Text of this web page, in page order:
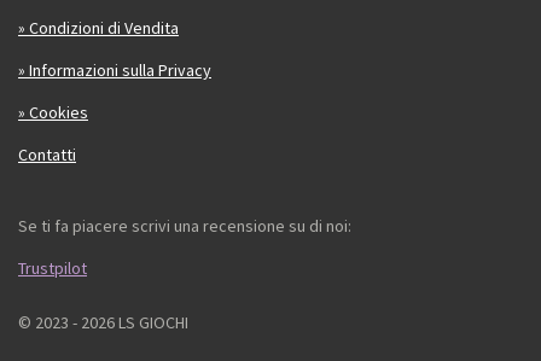
» Condizioni di Vendita
» Informazioni sulla Privacy
» Cookies
Contatti
Se ti fa piacere scrivi una recensione su di noi:
Trustpilot
© 2023 - 2026 LS GIOCHI